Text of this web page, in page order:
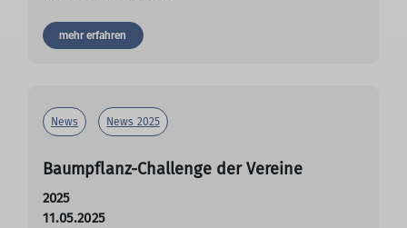
mehr erfahren
News News 2025
Baumpflanz-Challenge der Vereine
2025
11.05.2025